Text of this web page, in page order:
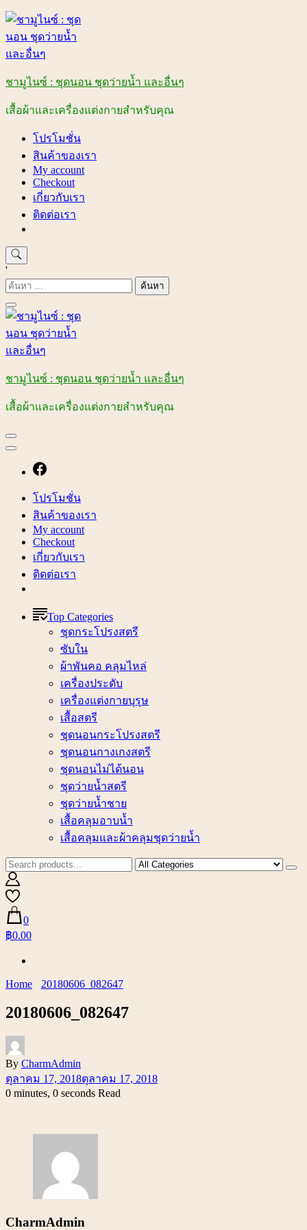
Skip
content
ชามูไนซ์ : ชุดนอน ชุดว่ายน้ำ และอื่นๆ
เสื้อผ้าและเครื่องแต่งกายสำหรับคุณ
โปรโมชั่น
สินค้าของเรา
My account
Checkout
เกี่ยวกับเรา
ติดต่อเรา
'
ค้นหา
สำหรับ:
ชามูไนซ์ : ชุดนอน ชุดว่ายน้ำ และอื่นๆ
เสื้อผ้าและเครื่องแต่งกายสำหรับคุณ
โปรโมชั่น
สินค้าของเรา
My account
Checkout
เกี่ยวกับเรา
ติดต่อเรา
Top Categories
ชุดกระโปรงสตรี
ซับใน
ผ้าพันคอ คลุมไหล่
เครื่องประดับ
เครื่องแต่งกายบุรุษ
เสื้อสตรี
ชุดนอนกระโปรงสตรี
ชุดนอนกางเกงสตรี
ชุดนอนไม่ได้นอน
ชุดว่ายน้ำสตรี
ชุดว่ายน้ำชาย
เสื้อคลุมอาบน้ำ
เสื้อคลุมและผ้าคลุมชุดว่ายน้ำ
0
฿0.00
Home 20180606_082647
20180606_082647
By CharmAdmin
ตุลาคม 17, 2018ตุลาคม 17, 2018
0 minutes, 0 seconds Read
CharmAdmin